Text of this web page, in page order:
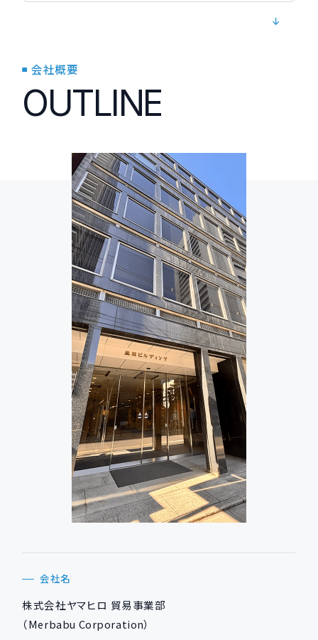
会社概要
OUTLINE
会社名
株式会社ヤマヒロ 貿易事業部
（Merbabu Corporation）